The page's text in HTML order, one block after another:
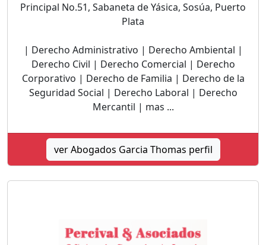
Principal No.51, Sabaneta de Yásica, Sosúa, Puerto
Plata
| Derecho Administrativo | Derecho Ambiental |
Derecho Civil | Derecho Comercial | Derecho
Corporativo | Derecho de Familia | Derecho de la
Seguridad Social | Derecho Laboral | Derecho
Mercantil | mas ...
ver Abogados Garcia Thomas perfil